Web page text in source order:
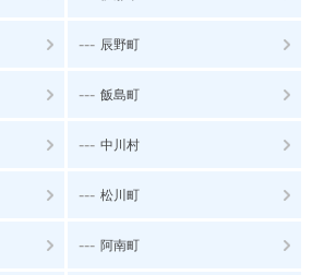
--- 辰野町
--- 飯島町
--- 中川村
--- 松川町
--- 阿南町